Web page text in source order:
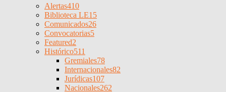
Alertas410
Biblioteca LE15
Comunicados26
Convocatorias5
Featured2
Histórico511
Gremiales78
Internacionales82
Jurídicas107
Nacionales262